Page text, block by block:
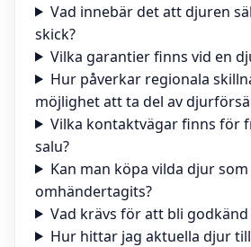
Vad innebär det att djuren
skick?
Vilka garantier finns vid en
Hur påverkar regionala
möjlighet att ta del av
Vilka kontaktvägar finns för
salu?
Kan man köpa vilda djur som
omhändertagits?
Vad krävs för att bli
Hur hittar jag aktuella djur